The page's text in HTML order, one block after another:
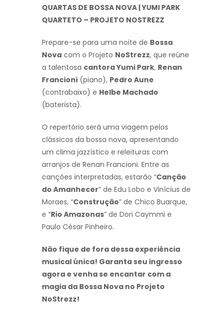
QUARTAS DE BOSSA NOVA | YUMI PARK
QUARTETO – PROJETO NOSTREZZ
Prepare-se para uma noite de Bossa
Nova com o Projeto NoStrezz, que reúne
a talentosa cantora Yumi Park, Renan
Francioni (piano), Pedro Aune
(contrabaixo) e Helbe Machado
(baterista).
O repertório será uma viagem pelos
clássicos da bossa nova, apresentando
um clima jazzístico e releituras com
arranjos de Renan Francioni. Entre as
canções interpretadas, estarão “Canção
do Amanhecer” de Edu Lobo e Vinícius de
Moraes, “Construção” de Chico Buarque,
e “Rio Amazonas” de Dori Caymmi e
Paulo César Pinheiro.
Não fique de fora dessa experiência
musical única! Garanta seu ingresso
agora e venha se encantar com a
magia da Bossa Nova no Projeto
NoStrezz!